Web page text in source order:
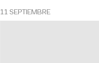
11 SEPTIEMBRE